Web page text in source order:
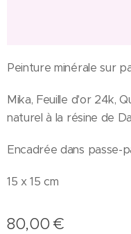
Peinture minérale sur
Mika, Feuille d'or 24k,
naturel à la résine de
Encadrée dans passe-
15 x 15 cm
80,00 €